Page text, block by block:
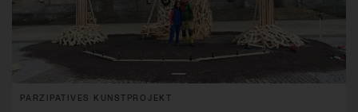
PARZIPATIVES KUNSTPROJEKT